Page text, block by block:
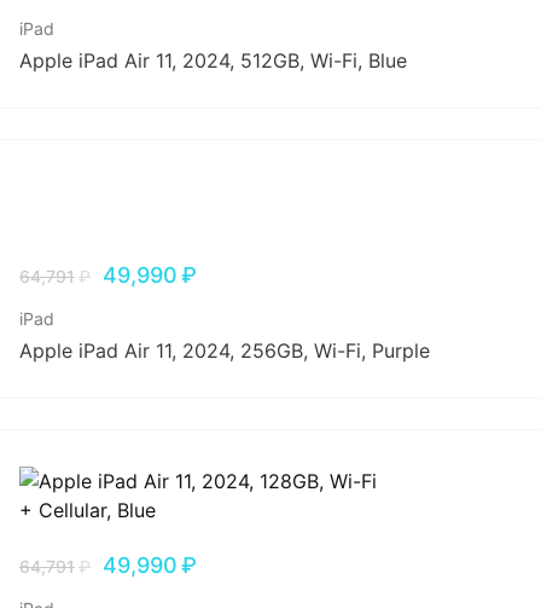
iPad
Apple iPad Air 11, 2024, 512GB, Wi-Fi, Blue
64,791₽ 49,990₽
iPad
Apple iPad Air 11, 2024, 256GB, Wi-Fi, Purple
64,791₽ 49,990₽